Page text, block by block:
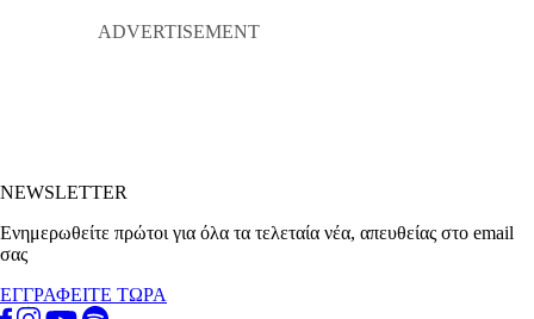
NEWSLETTER
Ενημερωθείτε πρώτοι για όλα τα τελεταία νέα, απευθείας στο email
σας
ΕΓΓΡΑΦΕΙΤΕ ΤΩΡΑ